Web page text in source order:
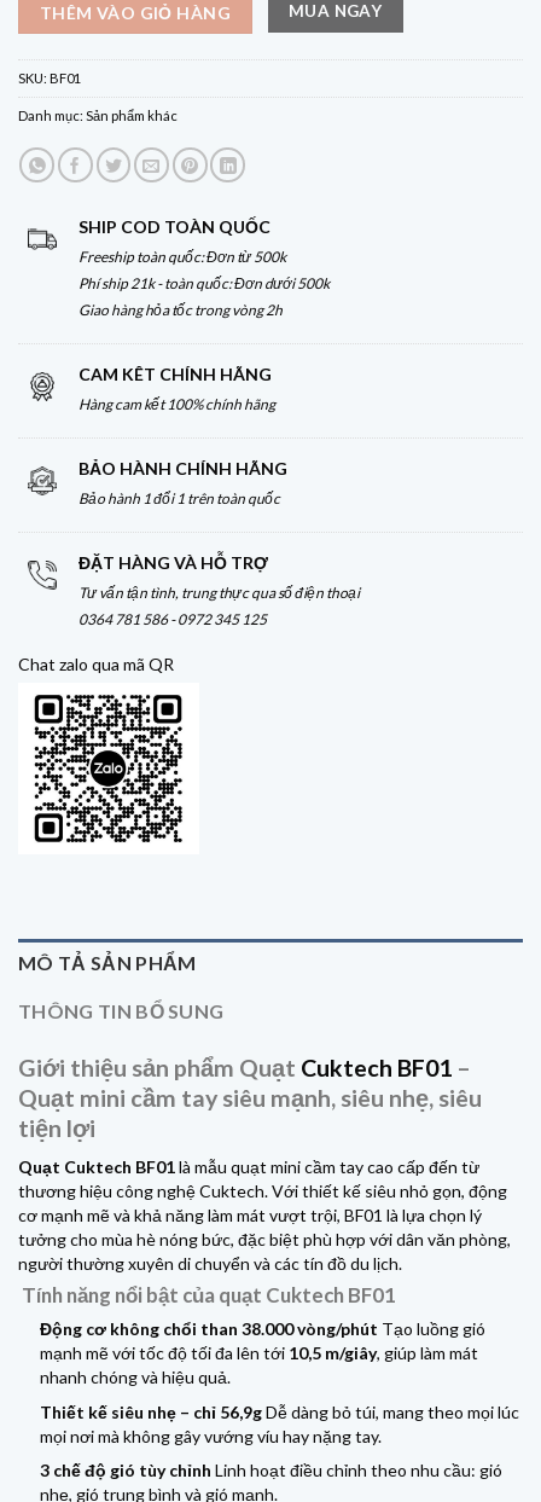
THÊM VÀO GIỎ HÀNG MUA NGAY
SKU: BF01
Danh mục: Sản phẩm khác
SHIP COD TOÀN QUỐC
Freeship toàn quốc: Đơn từ 500k
Phí ship 21k - toàn quốc: Đơn dưới 500k
Giao hàng hỏa tốc trong vòng 2h
CAM KÊT CHÍNH HÃNG
Hàng cam kết 100% chính hãng
BẢO HÀNH CHÍNH HÃNG
Bảo hành 1 đổi 1 trên toàn quốc
ĐẶT HÀNG VÀ HỖ TRỢ
Tư vấn tận tình, trung thực qua số điện thoại
0364 781 586 - 0972 345 125
Chat zalo qua mã QR
MÔ TẢ SẢN PHẨM
THÔNG TIN BỔ SUNG
Giới thiệu sản phẩm Quạt Cuktech BF01 –
Quạt mini cầm tay siêu mạnh, siêu nhẹ, siêu
tiện lợi
Quạt Cuktech BF01là mẫu quạt mini cầm tay cao cấp đến từ
thương hiệu công nghệ Cuktech. Với thiết kế siêu nhỏ gọn, động
cơ mạnh mẽ và khả năng làm mát vượt trội, BF01 là lựa chọn lý
tưởng cho mùa hè nóng bức, đặc biệt phù hợp với dân văn phòng,
người thường xuyên di chuyển và các tín đồ du lịch.
Tính năng nổi bật của quạt Cuktech BF01
Động cơ không chổi than 38.000 vòng/phút Tạo luồng gió
mạnh mẽ với tốc độ tối đa lên tới 10,5 m/giây, giúp làm mát
nhanh chóng và hiệu quả.
Thiết kế siêu nhẹ – chỉ 56,9gDễ dàng bỏ túi, mang theo mọi lúc
mọi nơi mà không gây vướng víu hay nặng tay.
3 chế độ gió tùy chỉnh Linh hoạt điều chỉnh theo nhu cầu: gió
nhẹ, gió trung bình và gió mạnh.